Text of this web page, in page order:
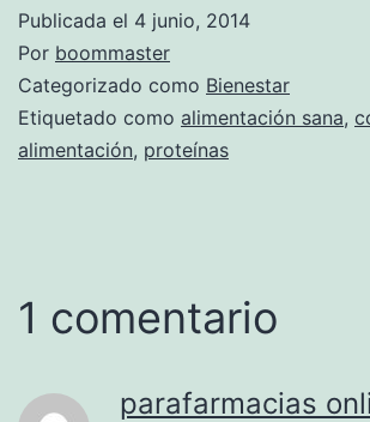
Publicada el 4 junio, 2014
Por boommaster
Categorizado como Bienestar
Etiquetado como alimentación sana,
alimentación, proteínas
1 comentario
parafarmacias